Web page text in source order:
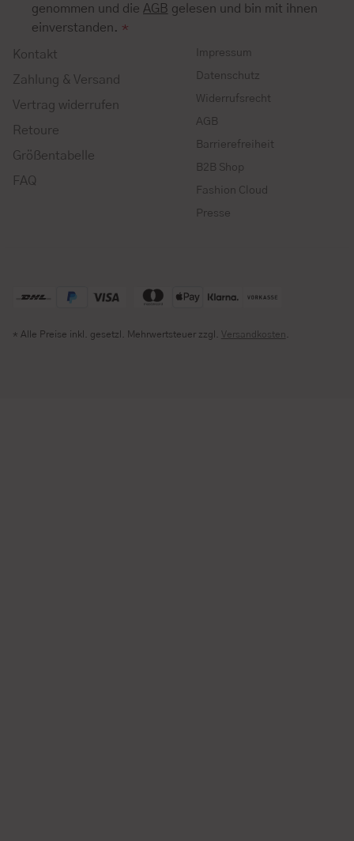
genommen und die AGB gelesen und bin mit ihnen
einverstanden. *
Kontakt
Zahlung & Versand
Vertrag widerrufen
Retoure
Größentabelle
FAQ
Impressum
Datenschutz
Widerrufsrecht
AGB
Barrierefreiheit
B2B Shop
Fashion Cloud
Presse
* Alle Preise inkl. gesetzl. Mehrwertsteuer zzgl. Versandkosten